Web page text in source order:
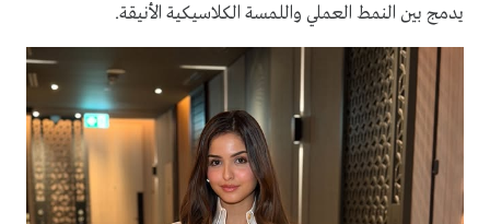
يدمج بين النمط العملي واللمسة الكلاسيكية الأنيقة.